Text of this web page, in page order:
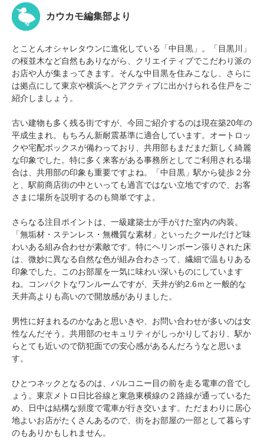
カウカモ編集部より
とことんオシャレタウンに進化している「中目黒」。「目黒川」
の桜並木など自然もありながら、クリエイティブでこだわり派の
お店や人が集まってきます。そんな中目黒を住みこなし、さらに
は拠点にして東京や横浜へとアクティブに出かけられる住戸をご
紹介しましょう。
古い建物も多く残る街ですが、今回ご紹介するのは現在築20年の
平成生まれ。もちろん新耐震基準に適合しています。オートロッ
クや宅配ボックスが備わっており、共用部もまだまだ新しく綺麗
な印象でした。特に多く来客がある事務所としてご利用される場
合は、共用部の印象も重要ですよね。「中目黒」駅から徒歩２分
と、駅前商店街の中といっても過言ではない立地ですので、お客
さまに場所を説明するのも簡単ですよ。
さらなる注目ポイントは、一級建築士が手がけた室内の内装。
「無垢材・ステンレス・無機質な素材」といったクールだけど味
わいある組み合わせが素敵です。特にヘリンボーン張りされた床
は、微妙に異なる自然な色が組み合わさって、繊細で温もりある
印象でした。このお部屋を一気に味わい深いものにしています
ね。コンパクトなワンルームですが、天井が約2.6ｍと一般的な
天井高よりも高いので開放感がありました。
男性に好まれるのかなあと思いきや、お問い合わせが多いのは女
性なんだそう。共用部のセキュリティがしっかりしており、駅か
らとても近いので防犯面での安心感があるんだろうなと思いま
す。
ひとつネックとなるのは、バルコニー目の前を走る電車の音でし
ょう。東京メトロ日比谷線と東急東横線の２路線が通っているた
め、日中は結構な頻度で電車が行き交います。ただまわりに居心
地よいお店がたくさんあるので、街をお部屋の一部として暮らす
のもありかもしれません。